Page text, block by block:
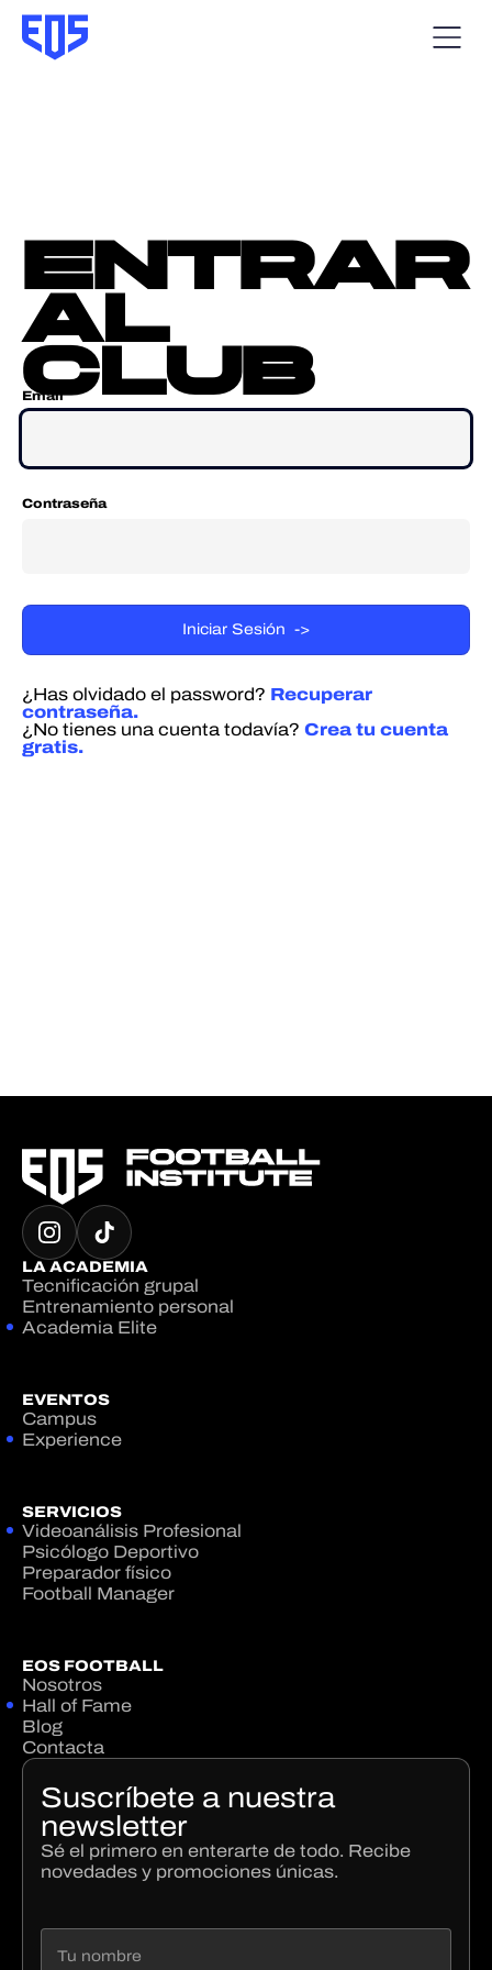
entrar
al
club
Email
Contraseña
¿Has olvidado el password? Recuperar
contraseña.
¿No tienes una cuenta todavía? Crea tu cuenta
gratis.
LA ACADEMIA
Tecnificación grupal
Entrenamiento personal
Academia Elite
EVENTOS
Campus
Experience
SERVICIOS
Videoanálisis Profesional
Psicólogo Deportivo
Preparador físico
Football Manager
EOS FOOTBALL
Nosotros
Hall of Fame
Blog
Contacta
Suscríbete a nuestra
newsletter
Sé el primero en enterarte de todo. Recibe
novedades y promociones únicas.